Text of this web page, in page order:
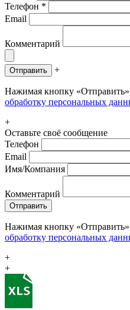
Телефон *
Email
Комментарий
Отправить +
Нажимая кнопку
обработку персональных
+
Оставьте своё сообщение
Телефон
Email
Имя/Компания
Комментарий
Отправить
Нажимая кнопку
обработку персональных
+
+